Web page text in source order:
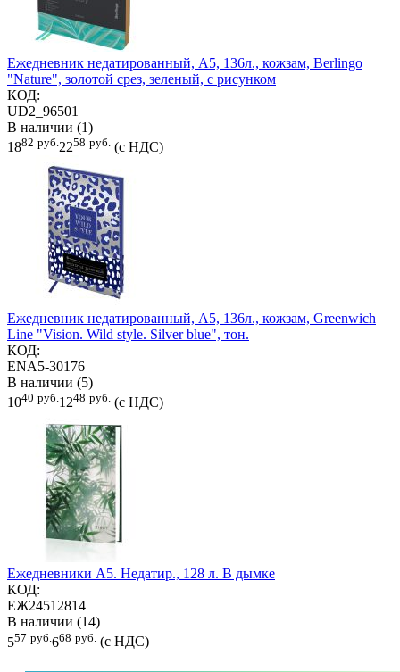
Ежедневник недатированный, А5, 136л., кожзам, Berlingo
"Nature", золотой срез, зеленый, с рисунком
КОД:
UD2_96501
В наличии (1)
1882 руб. 2258 руб. (с НДС)
Ежедневник недатированный, А5, 136л., кожзам, Greenwich
Line "Vision. Wild style. Silver blue", тон.
КОД:
ENA5-30176
В наличии (5)
1040 руб.1248 руб. (с НДС)
Ежедневники А5. Недатир., 128 л. В дымке
КОД:
ЕЖ24512814
В наличии (14)
557 руб. 668 руб. (с НДС)